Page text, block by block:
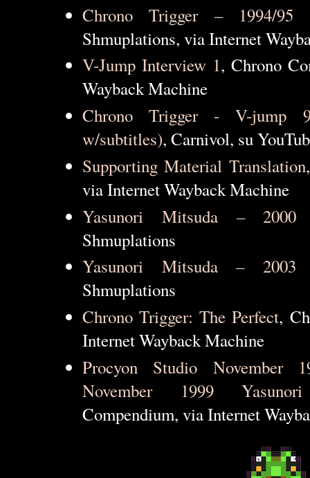
Chrono Trigger – 1994/95
Shmuplations, via Internet
V-Jump Interview 1, Chrono
Wayback Machine
Chrono Trigger - V-jump
w/subtitles), Carnivol, su
Supporting Material Translation
via Internet Wayback Machine
Yasunori Mitsuda – 2000
Shmuplations
Yasunori Mitsuda – 2003
Shmuplations
Chrono Trigger: The Perfect,
Internet Wayback Machine
Procyon Studio November
November 1999
Compendium, via Internet